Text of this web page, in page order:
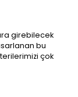
girebilecek
bu
çok